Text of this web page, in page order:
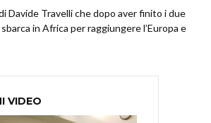
Davide Travelli che dopo aver finito i due
in Africa per raggiungere l’Europa e
VIDEO